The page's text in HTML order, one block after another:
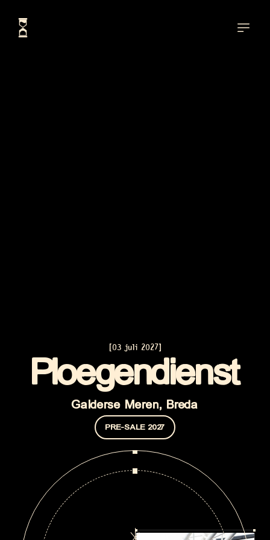
[03 juli 2027]
Ploegendienst
Galderse Meren, Breda
PRE-SALE 2027